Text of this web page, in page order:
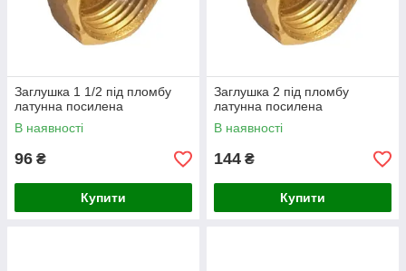
Висока міцність:
навантаження, що гарантує довговічність
з’єднання.
Заглушка 1 1/2 під пломбу
латунна посилена
В наявності
96 ₴
Купити
Заглушка 2 під пломбу
латунна посилена
В наявності
144 ₴
Купити